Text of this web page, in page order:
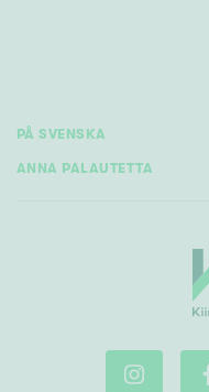
PÅ SVENSKA
ANNA PALAUTETTA